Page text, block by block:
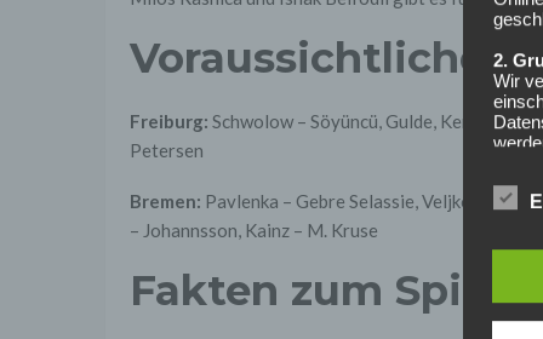
Voraussichtliche
Freiburg: Schwolow – Söyüncü, Gulde, Kempf – P.
Petersen
Bremen: Pavlenka – Gebre Selassie, Veljkovic,
– Johannsson, Kainz – M. Kruse
Fakten zum Spiel
2.
Wir
Wir
der